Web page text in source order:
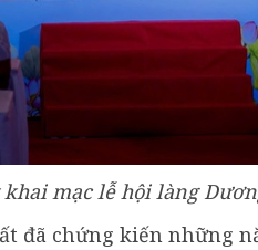
mạc lễ hội làng
đã chứng kiến những